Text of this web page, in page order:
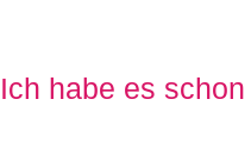
Ich habe es